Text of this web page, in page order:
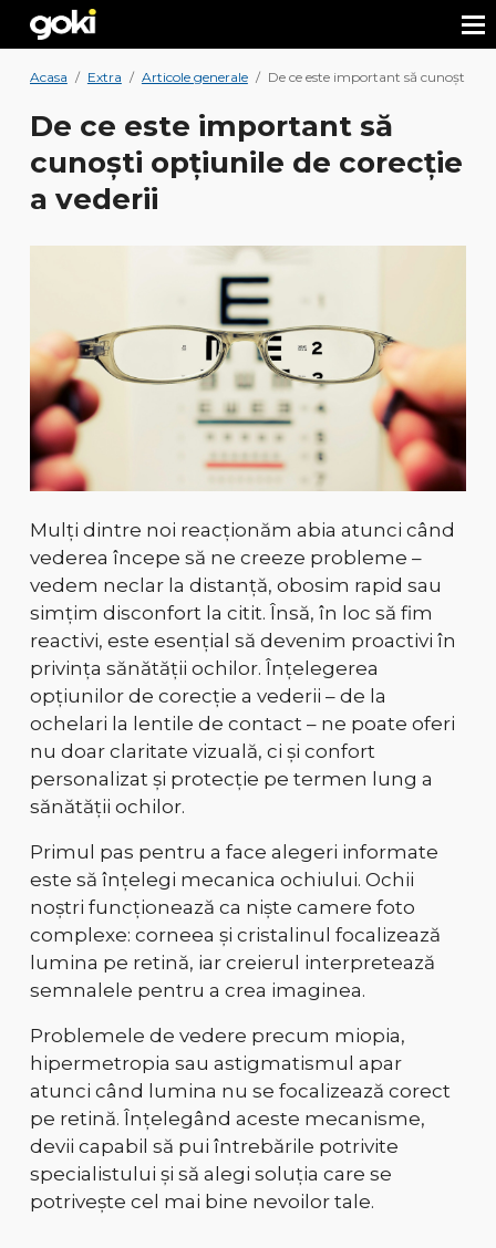
Acasa / Extra / Articole generale / De ce este important să cunoști
De ce este important să
cunoști opțiunile de corecție
a vederii
Mulți dintre noi reacționăm abia atunci când
vederea începe să ne creeze probleme –
vedem neclar la distanță, obosim rapid sau
simțim disconfort la citit. Însă, în loc să fim
reactivi, este esențial să devenim proactivi în
privința sănătății ochilor. Înțelegerea
opțiunilor de corecție a vederii – de la
ochelari la lentile de contact – ne poate oferi
nu doar claritate vizuală, ci și confort
personalizat și protecție pe termen lung a
sănătății ochilor.
Primul pas pentru a face alegeri informate
este să înțelegi mecanica ochiului. Ochii
noștri funcționează ca niște camere foto
complexe: corneea și cristalinul focalizează
lumina pe retină, iar creierul interpretează
semnalele pentru a crea imaginea.
Problemele de vedere precum miopia,
hipermetropia sau astigmatismul apar
atunci când lumina nu se focalizează corect
pe retină. Înțelegând aceste mecanisme,
devii capabil să pui întrebările potrivite
specialistului și să alegi soluția care se
potrivește cel mai bine nevoilor tale.